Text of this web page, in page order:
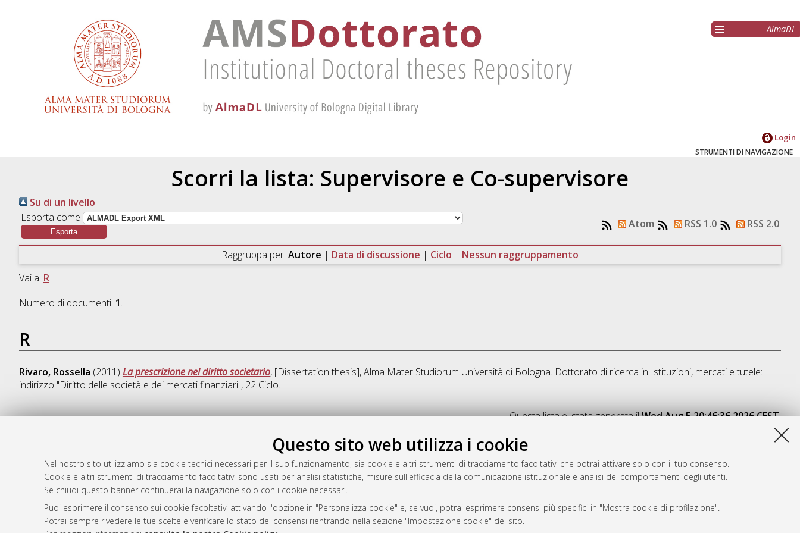
Questo sito web utilizza i cookie
Nel nostro sito utilizziamo sia cookie tecnici necessari per il suo funzionamento, sia cookie e altri strumenti di tracciamento facoltativi che potrai attivare solo con il tuo consenso.
Cookie e altri strumenti di tracciamento facoltativi sono usati per analisi statistiche, misure sull'efficacia della comunicazione istituzionale e analisi dei comportamenti degli utenti.
Se chiudi questo banner continuerai la navigazione solo con i cookie necessari.
Puoi esprimere il consenso sui cookie facoltativi attivando l'opzione in "Personalizza cookie" e, se vuoi, potrai esprimere consensi più specifici in "Mostra cookie di profilazione".
Potrai sempre rivedere le tue scelte e verificare lo stato dei consensi rientrando nella sezione "Impostazione cookie" del sito.
AlmaDL
Login
STRUMENTI DI NAVIGAZIONE
Scorri la lista: Supervisore e Co-supervisore
Su di un livello
Esporta come
Atom RSS 1.0 RSS 2.0
Raggruppa per: Autore | Data di discussione | Ciclo | Nessun raggruppamento
Vai a: R
Numero di documenti: 1.
R
Rivaro, Rossella (2011) La prescrizione nel diritto societario, [Dissertation thesis], Alma Mater Studiorum Università di Bologna. Dottorato di ricerca in Istituzioni, mercati e tutele:
indirizzo "Diritto delle società e dei mercati finanziari", 22 Ciclo.
Questa lista e' stata generata ilWed Aug 5 20:46:36 2026 CEST.
Rss 1.0
Rss 2.0
AMS Dottorato
ISSN: 2038-7946
Servizio implementato e gestito daAlmaDL
Impostazioni Cookie
Informativa sulla privacy
Condizioni d’uso del sito